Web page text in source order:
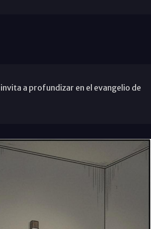
a profundizar en el evangelio de